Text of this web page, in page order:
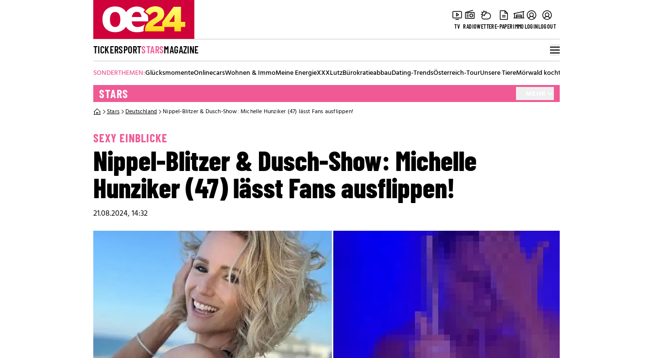
TV RADIOWETTERE-PAPERIMMOLOGINLOGOUT
TICKERSPORTSTARSMAGAZINE
SONDERTHEMEN:GlücksmomenteOnlinecarsWohnen & ImmoMeine EnergieXXXLutzBürokratieabbauDating-TrendsÖsterreich-TourUnsere TiereMörwald kocht
STARS
Stars Deutschland Nippel-Blitzer & Dusch-Show: Michelle Hunziker (47) lässt Fans ausflippen!
SEXY EINBLICKE
Nippel-Blitzer & Dusch-Show: Michelle
Hunziker (47) lässt Fans ausflippen!
21.08.2024, 14:32